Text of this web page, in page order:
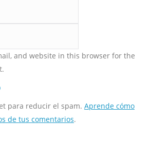
and website in this browser for the
para reducir el spam. Aprende cómo
de tus comentarios.